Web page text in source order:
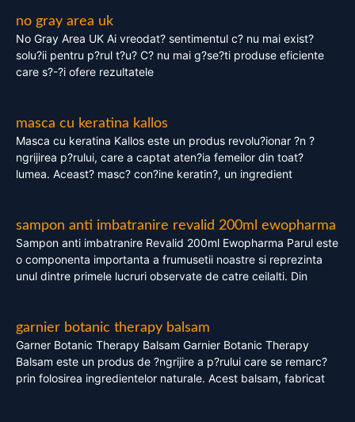
no gray area uk
No Gray Area UK Ai vreodat? sentimentul c? nu mai exist?
solu?ii pentru p?rul t?u? C? nu mai g?se?ti produse eficiente
care s?-?i ofere rezultatele
masca cu keratina kallos
Masca cu keratina Kallos este un produs revolu?ionar ?n ?
ngrijirea p?rului, care a captat aten?ia femeilor din toat?
lumea. Aceast? masc? con?ine keratin?, un ingredient
sampon anti imbatranire revalid 200ml ewopharma
Sampon anti imbatranire Revalid 200ml Ewopharma Parul este
o componenta importanta a frumusetii noastre si reprezinta
unul dintre primele lucruri observate de catre ceilalti. Din
garnier botanic therapy balsam
Garner Botanic Therapy Balsam Garnier Botanic Therapy
Balsam este un produs de ?ngrijire a p?rului care se remarc?
prin folosirea ingredientelor naturale. Acest balsam, fabricat